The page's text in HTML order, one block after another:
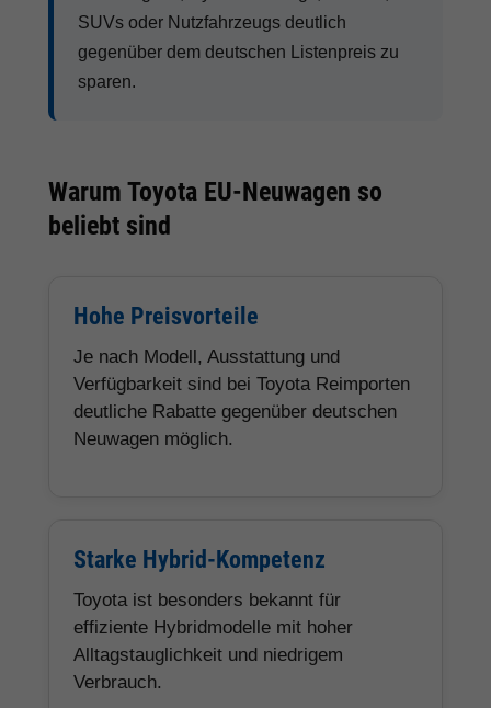
SUVs oder Nutzfahrzeugs deutlich
gegenüber dem deutschen Listenpreis zu
sparen.
Warum Toyota EU-Neuwagen so
beliebt sind
Hohe Preisvorteile
Je nach Modell, Ausstattung und
Verfügbarkeit sind bei Toyota Reimporten
deutliche Rabatte gegenüber deutschen
Neuwagen möglich.
Starke Hybrid-Kompetenz
Toyota ist besonders bekannt für
effiziente Hybridmodelle mit hoher
Alltagstauglichkeit und niedrigem
Verbrauch.